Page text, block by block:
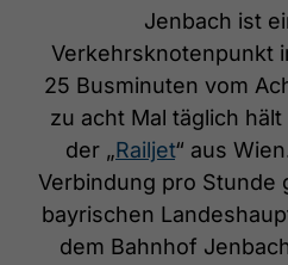
Jenbach ist
Verkehrsknotenpunkt
25 Busminuten vom
zu acht Mal täglich
der „Railjet“ aus
Verbindung pro Stunde
bayrischen
dem Bahnhof